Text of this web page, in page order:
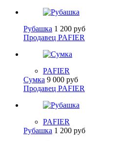
Рубашка 1 200 руб
Продавец PAFIER
PAFIER
Сумка 9 000 руб
Продавец PAFIER
PAFIER
Рубашка 1 200 руб